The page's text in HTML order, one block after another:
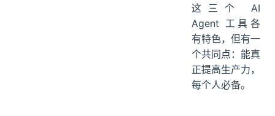
这三个 AI
Agent 工具各
有特色，但有一
个共同点：能真
正提高生产力，
每个人必备。